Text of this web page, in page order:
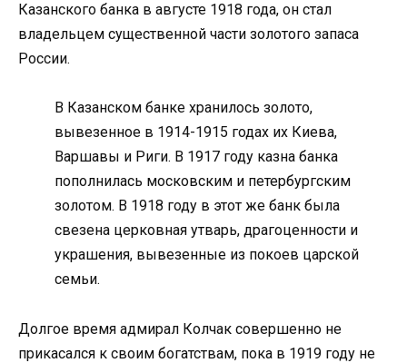
Казанского банка в августе 1918 года, он стал
владельцем существенной части золотого запаса
России.
В Казанском банке хранилось золото,
вывезенное в 1914-1915 годах их Киева,
Варшавы и Риги. В 1917 году казна банка
пополнилась московским и петербургским
золотом. В 1918 году в этот же банк была
свезена церковная утварь, драгоценности и
украшения, вывезенные из покоев царской
семьи.
Долгое время адмирал Колчак совершенно не
прикасался к своим богатствам, пока в 1919 году не